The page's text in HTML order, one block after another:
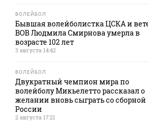
ВОЛЕЙБОЛ
Бывшая волейболистка ЦСКА и
ВОВ Людмила Смирнова умерла в
возрасте 102 лет
3 августа 14:42
ВОЛЕЙБОЛ
Двукратный чемпион мира по
волейболу Микьелетто рассказал о
желании вновь сыграть со сборной
России
2 августа 17:21